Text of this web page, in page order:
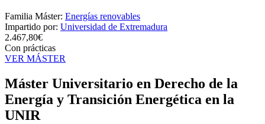
Familia Máster: Energías renovables
Impartido por: Universidad de Extremadura
2.467,80€
Con prácticas
VER MÁSTER
Máster Universitario en Derecho de la
Energía y Transición Energética en la
UNIR